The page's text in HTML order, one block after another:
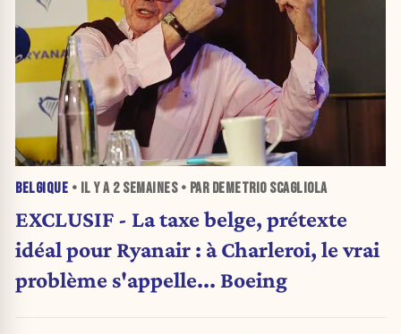
BELGIQUE • IL Y A 2 SEMAINES• PAR DEMETRIO SCAGLIOLA
EXCLUSIF - La taxe belge, prétexte
idéal pour Ryanair : à Charleroi, le vrai
problème s'appelle... Boeing